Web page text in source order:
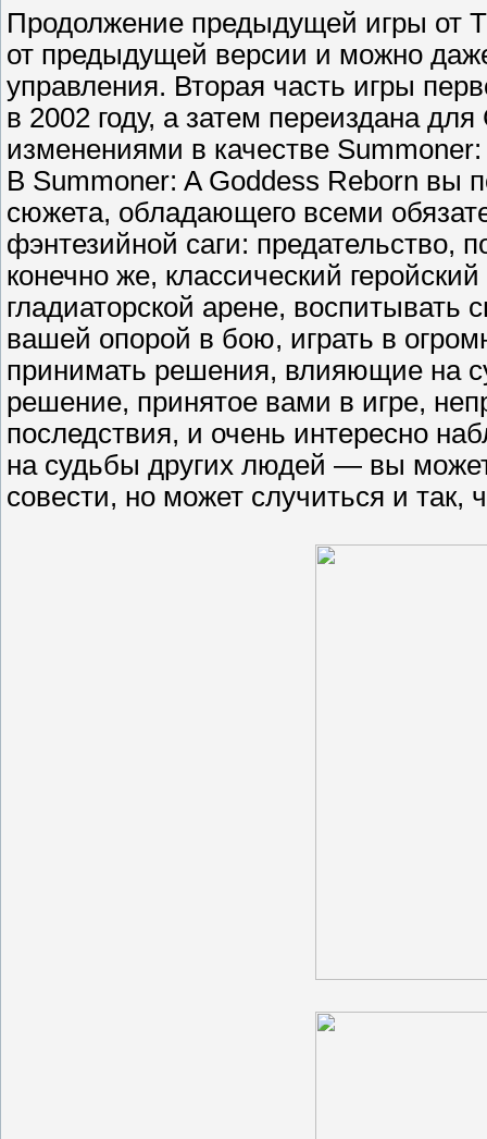
Продолжение предыдущей игры от
от предыдущей версии и можно
управления. Вторая часть игры
в 2002 году, а затем переиздана
изменениями в качестве
В Summoner: A Goddess Reborn вы
сюжета, обладающего всеми
фэнтезийной саги: предательство,
конечно же, классический
гладиаторской арене, воспитывать
вашей опорой в бою, играть в
принимать решения, влияющие на
решение, принятое вами в игре,
последствия, и очень интересно
на судьбы других людей — вы
совести, но может случиться и так,